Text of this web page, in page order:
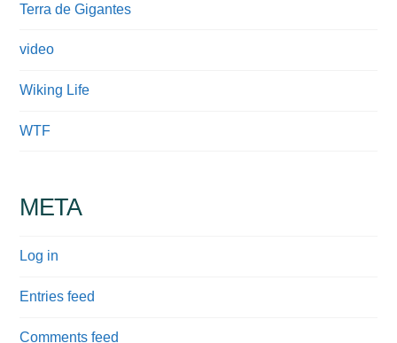
Terra de Gigantes
video
Wiking Life
WTF
META
Log in
Entries feed
Comments feed